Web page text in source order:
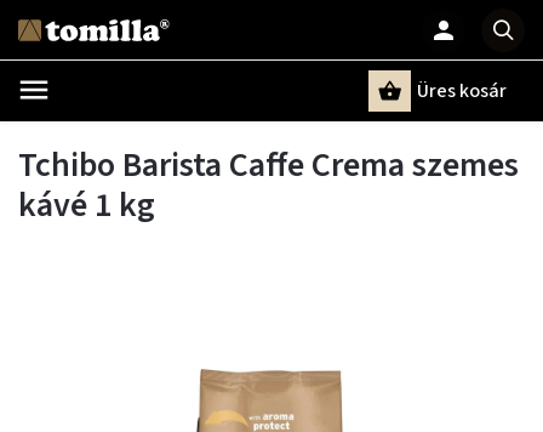
Üres kosár
Tchibo Barista Caffe Crema szemes
kávé 1 kg